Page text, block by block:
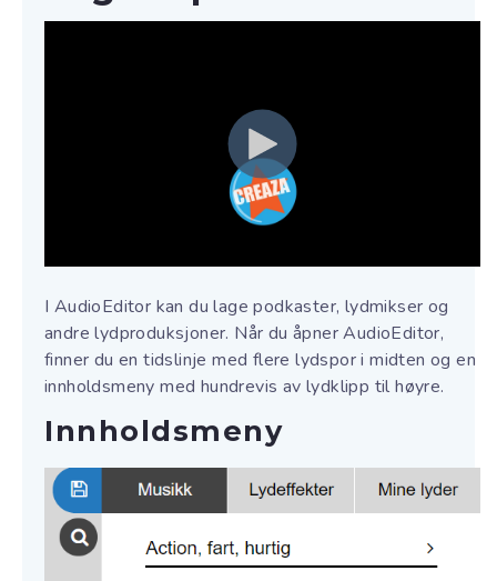
I AudioEditor kan du lage podkaster, lydmikser og
andre lydproduksjoner. Når du åpner AudioEditor,
finner du en tidslinje med flere lydspor i midten og en
innholdsmeny med hundrevis av lydklipp til høyre.
Innholdsmeny